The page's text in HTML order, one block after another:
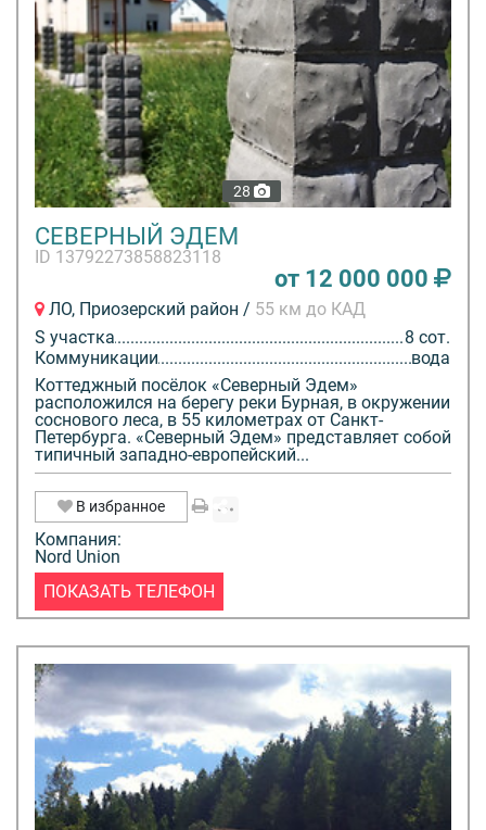
28
СЕВЕРНЫЙ ЭДЕМ
ID 13792273858823118
от 12 000 000
ЛО, Приозерский район / 55 км до КАД
S участка
8 сот.
Коммуникации
вода
Коттеджный посёлок «Северный Эдем»
расположился на берегу реки Бурная, в окружении
соснового леса, в 55 километрах от Санкт-
Петербурга. «Северный Эдем» представляет собой
типичный западно-европейский...
В избранное
Компания:
Nord Union
ПОКАЗАТЬ ТЕЛЕФОН